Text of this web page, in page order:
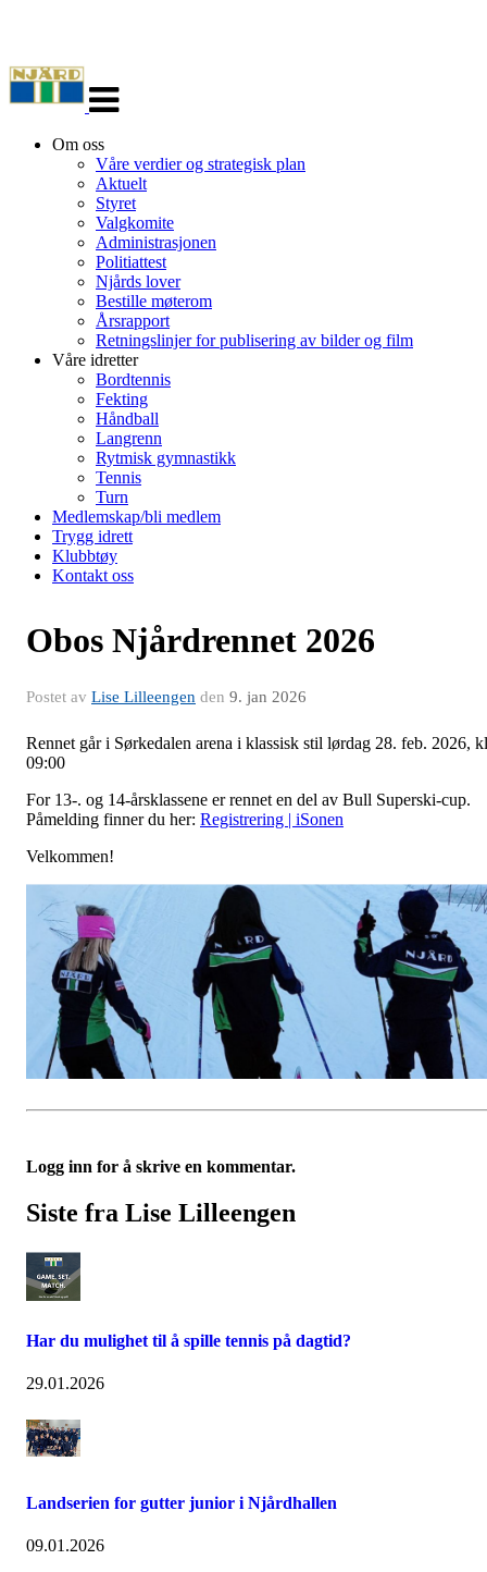
navigasjon
Om oss
Våre verdier og strategisk plan
Aktuelt
Styret
Valgkomite
Administrasjonen
Politiattest
Njårds lover
Bestille møterom
Årsrapport
Retningslinjer for publisering av bilder og film
Våre idretter
Bordtennis
Fekting
Håndball
Langrenn
Rytmisk gymnastikk
Tennis
Turn
Medlemskap/bli medlem
Trygg idrett
Klubbtøy
Kontakt oss
Obos Njårdrennet 2026
Postet av Lise Lilleengen den 9. jan 2026
Rennet går i Sørkedalen arena i klassisk stil lørdag 28. feb. 2026, kl
09:00
For 13-. og 14-årsklassene er rennet en del av Bull Superski-cup.
Påmelding finner du her: Registrering | iSonen
Velkommen!
Logg inn for å skrive en kommentar.
Siste fra Lise Lilleengen
Har du mulighet til å spille tennis på dagtid?
29.01.2026
Landserien for gutter junior i Njårdhallen
09.01.2026